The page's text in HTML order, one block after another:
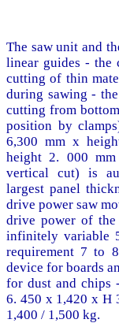
The saw unit and
linear guides - the
cutting of thin
during sawing -
cutting from
position by
6,300 mm x
height 2. 000
vertical cut) is
largest panel
drive power saw
drive power of
infinitely variable
requirement 7 to
device for boards
for dust and chips
6. 450 x 1,420 x H
1,400 / 1,500 kg.